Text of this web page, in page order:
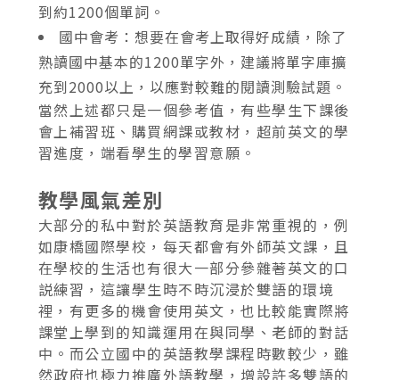
到約1200個單詞。
國中會考：想要在會考上取得好成績，除了
熟讀國中基本的1200單字外，建議將單字庫擴
充到2000以上，以應對較難的閱讀測驗試題。
當然上述都只是一個參考值，有些學生下課後
會上補習班、購買網課或教材，超前英文的學
習進度，端看學生的學習意願。
教學風氣差別
大部分的私中對於英語教育是非常重視的，例
如康橋國際學校，每天都會有外師英文課，且
在學校的生活也有很大一部分參雜著英文的口
説練習，這讓學生時不時沉浸於雙語的環境
裡，有更多的機會使用英文，也比較能實際將
課堂上學到的知識運用在與同學、老師的對話
中。而公立國中的英語教學課程時數較少，雖
然政府也極力推廣外語教學，增設許多雙語的